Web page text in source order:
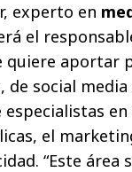
experto en
el
quiere aportar
de social
en
el
“Este área